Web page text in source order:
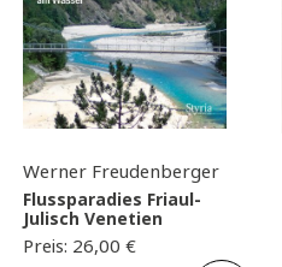
Werner Freudenberger
Flussparadies Friaul-
Julisch Venetien
Preis: 26,00 €